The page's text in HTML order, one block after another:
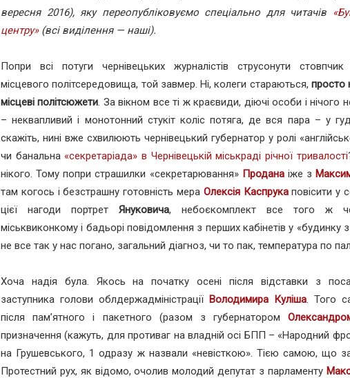
вересня 2016), яку переопубліковуємо спеціально для читачів
центру»(всі виділення — наші).
Попри всі потуги чернівецьких журналістів струсонути стовпчик
місцевого політсередовища, той завмер. Ні, колеги стараються, просто
місцеві політсюжети. За вікном все ті ж краєвиди, діючі особи і нічого
– неквапливий і монотонний стукіт коліс потяга, де вся пара – у
скажіть, нині вже схвилюють чернівецький губернатор у ролі
чи банальна «секретаріада» в Чернівецькій міськраді річної тривалості
нікого. Тому попри страшилки «секретарювання» Проданаіже з
там когось і безстрашну готовність мера Олексія Каспрукаповісити у
цієї нагоди портрет Януковича, небоєкомплект все того ж
міськвиконкому і бадьорі повідомлення з перших кабінетів у «будинку
не все так у нас погано, загальний діагноз, чи то пак, температура по
Хоча надія була. Якось на початку осені після відставки з
заступника голови облдержадміністраціїВолодимира Куліша. Того
після пам’ятного і пакетного (разом з губернатором
призначення (кажуть, для противаг на владній осі БПП – «Народний
на Грушевського, 1 одразу ж назвали «невісткою». Тією самою, що
Протестний рух, як відомо, очолив молодий депутат з парламенту